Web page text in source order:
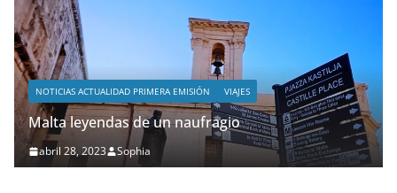
NOTICIAS ACTUALIDAD PRIMERA EMISIÓN VIAJES
Malta leyendas de un naufragio
abril 28, 2023 Sophia